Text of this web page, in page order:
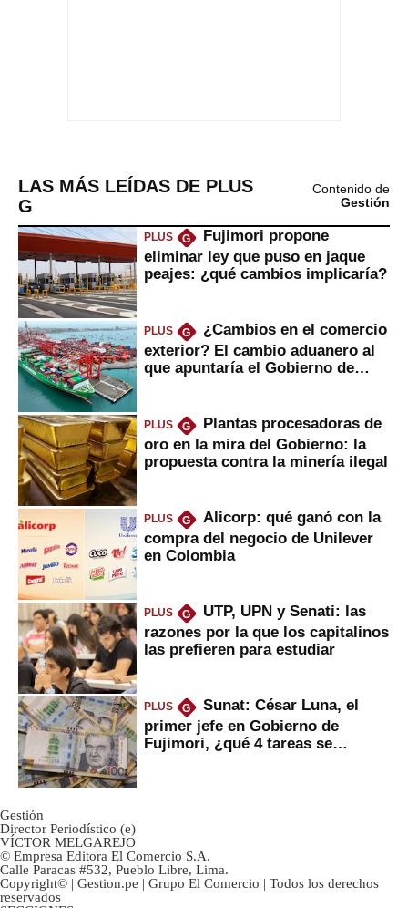
LAS MÁS LEÍDAS DE PLUS
G
Contenido de
Gestión
PLUS G
Fujimori propone
eliminar ley que puso en jaque
peajes: ¿qué cambios implicaría?
PLUS G
¿Cambios en el comercio
exterior? El cambio aduanero al
que apuntaría el Gobierno de
PLUS G
Plantas procesadoras de
oro en la mira del Gobierno: la
propuesta contra la minería ilegal
PLUS G
Alicorp: qué ganó con la
compra del negocio de Unilever
en Colombia
PLUS G
UTP, UPN y Senati: las
razones por la que los capitalinos
las prefieren para estudiar
PLUS G
Sunat: César Luna, el
primer jefe en Gobierno de
Fujimori, ¿qué 4 tareas se
Gestión
Director Periodístico (e)
VÍCTOR MELGAREJO
© Empresa Editora El Comercio S.A.
Calle Paracas #532, Pueblo Libre, Lima.
Copyright© | Gestion.pe | Grupo El Comercio | Todos los derechos
reservados